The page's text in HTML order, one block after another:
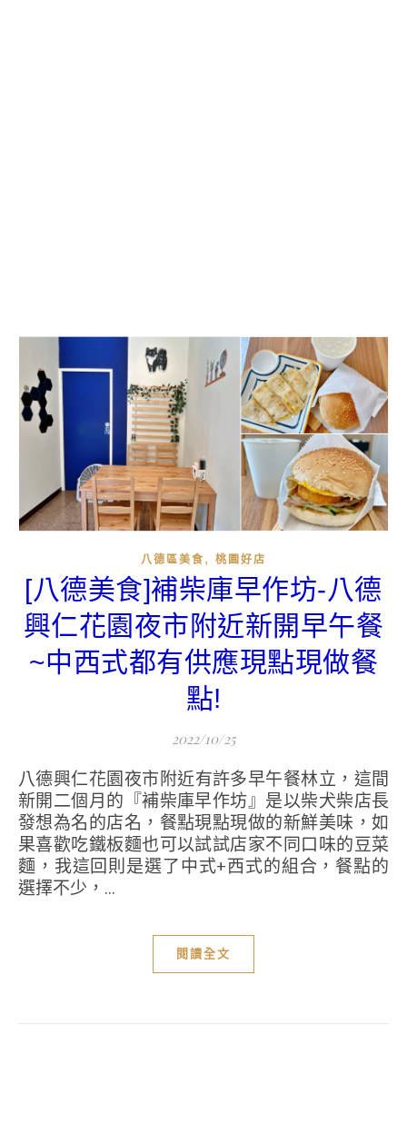
八德區美食 , 桃園好店
[八德美食]補柴庫早作坊-八德
興仁花園夜市附近新開早午餐
~中西式都有供應現點現做餐
點!
2022/10/25
八德興仁花園夜市附近有許多早午餐林立，這間
新開二個月的『補柴庫早作坊』是以柴犬柴店長
發想為名的店名，餐點現點現做的新鮮美味，如
果喜歡吃鐵板麵也可以試試店家不同口味的豆菜
麵，我這回則是選了中式+西式的組合，餐點的
選擇不少，...
閱讀全文